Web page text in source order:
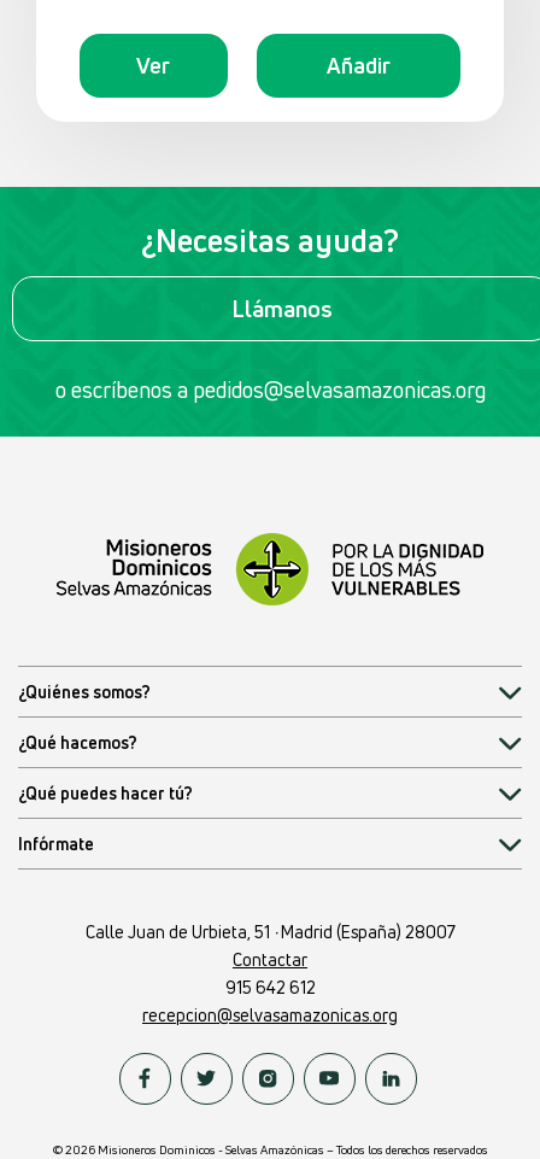
Ver Añadir
¿Necesitas ayuda?
Llámanos
o escríbenos a pedidos@selvasamazonicas.org
Calle Juan de Urbieta, 51 ·Madrid (España) 28007
Contactar
915 642 612
recepcion@selvasamazonicas.org
¿Quiénes somos?
¿Qué hacemos?
¿Qué puedes hacer tú?
Infórmate
© 2026 Misioneros Dominicos - Selvas Amazónicas – Todos los derechos reservados